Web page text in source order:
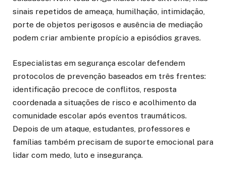
sinais repetidos de ameaça, humilhação, intimidação,
porte de objetos perigosos e ausência de mediação
podem criar ambiente propício a episódios graves.
Especialistas em segurança escolar defendem
protocolos de prevenção baseados em três frentes:
identificação precoce de conflitos, resposta
coordenada a situações de risco e acolhimento da
comunidade escolar após eventos traumáticos.
Depois de um ataque, estudantes, professores e
famílias também precisam de suporte emocional para
lidar com medo, luto e insegurança.